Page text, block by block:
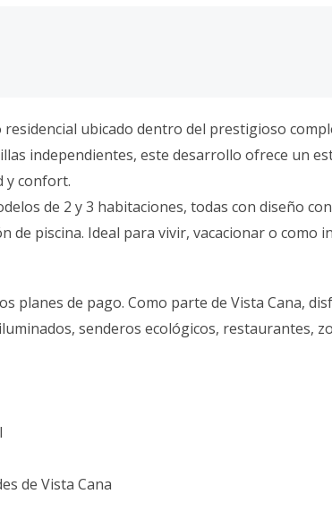
ubicado dentro del prestigioso
independientes, este desarrollo ofrece un
y confort.
de 2 y 3 habitaciones, todas con diseño
de piscina. Ideal para vivir, vacacionar o como
planes de pago. Como parte de Vista Cana,
senderos ecológicos, restaurantes,
de Vista Cana